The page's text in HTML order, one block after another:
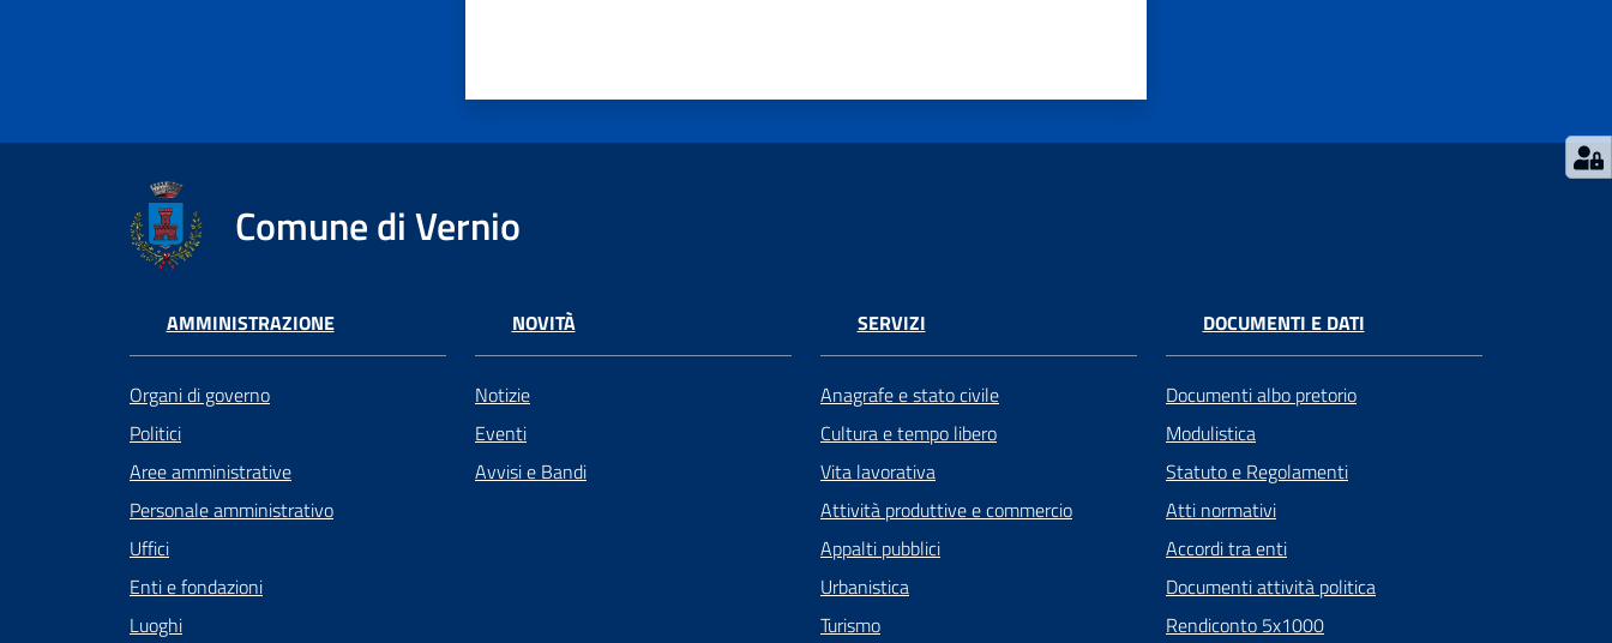
Comune di Vernio
AMMINISTRAZIONE
Organi di governo
Politici
Aree amministrative
Personale amministrativo
Uffici
Enti e fondazioni
Luoghi
NOVITÀ
Notizie
Eventi
Avvisi e Bandi
SERVIZI
Anagrafe e stato civile
Cultura e tempo libero
Vita lavorativa
Attività produttive e commercio
Appalti pubblici
Urbanistica
Turismo
DOCUMENTI E DATI
Documenti albo pretorio
Modulistica
Statuto e Regolamenti
Atti normativi
Accordi tra enti
Documenti attività politica
Rendiconto 5x1000